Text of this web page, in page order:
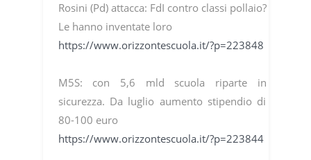
Rosini (Pd) attacca: FdI contro classi pollaio?
Le hanno inventate loro
https://www.orizzontescuola.it/?p=223848
M5S: con 5,6 mld scuola riparte in
sicurezza. Da luglio aumento stipendio di
80-100 euro
https://www.orizzontescuola.it/?p=223844